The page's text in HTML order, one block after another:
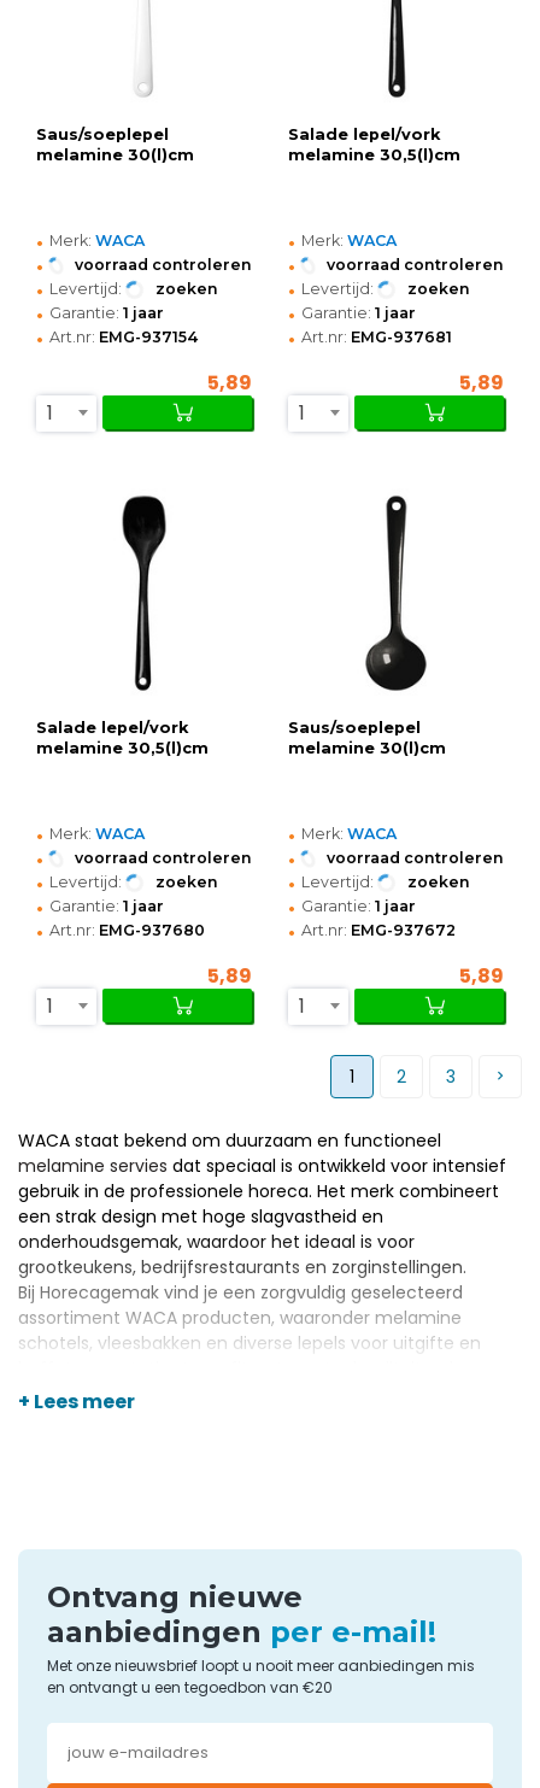
Saus/soeplepel
melamine 30(l)cm
• Merk: WACA
• voorraad controleren
• Levertijd: zoeken
• Garantie: 1 jaar
• Art.nr: EMG-937154
5,89
1
Salade lepel/vork
melamine 30,5(l)cm
• Merk: WACA
• voorraad controleren
• Levertijd: zoeken
• Garantie: 1 jaar
• Art.nr: EMG-937681
5,89
1
Salade lepel/vork
melamine 30,5(l)cm
• Merk: WACA
• voorraad controleren
• Levertijd: zoeken
• Garantie: 1 jaar
• Art.nr: EMG-937680
5,89
1
Saus/soeplepel
melamine 30(l)cm
• Merk: WACA
• voorraad controleren
• Levertijd: zoeken
• Garantie: 1 jaar
• Art.nr: EMG-937672
5,89
1
1 2 3
WACA staat bekend om duurzaam en functioneel
melamine servies dat speciaal is ontwikkeld voor intensief
gebruik in de professionele horeca. Het merk combineert
een strak design met hoge slagvastheid en
onderhoudsgemak, waardoor het ideaal is voor
grootkeukens, bedrijfsrestaurants en zorginstellingen.
Bij Horecagemak vind je een zorgvuldig geselecteerd
assortiment WACA producten, waaronder melamine
schotels, vleesbakken en diverse lepels voor uitgifte en
prijzen en persoonlijk advies, zodat je altijd kiest voor een
+ Lees meer
Ontvang nieuwe
aanbiedingen per e-mail!
Met onze nieuwsbrief loopt u nooit meer aanbiedingen mis
en ontvangt u een tegoedbon van €20